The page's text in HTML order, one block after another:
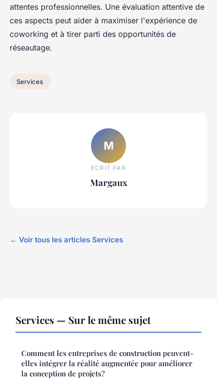
attentes professionnelles. Une évaluation attentive de
ces aspects peut aider à maximiser l'expérience de
coworking et à tirer parti des opportunités de
réseautage.
Services
M
ECRIT PAR
Margaux
← Voir tous les articles Services
Services — Sur le même sujet
Comment les entreprises de construction peuvent-
elles intégrer la réalité augmentée pour améliorer
la conception de projets?